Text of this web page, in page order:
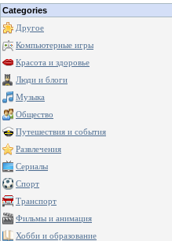
Categories
Другое
Компьютерные игры
Красота и здоровье
Люди и блоги
Музыка
Общество
Путешествия и события
Развлечения
Сериалы
Спорт
Транспорт
Фильмы и анимация
Хобби и образование